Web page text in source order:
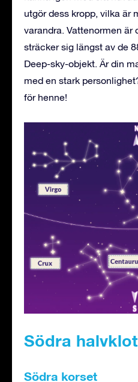
utgör dess kropp, vilka är
varandra. Vattenormen är
sträcker sig längst av de
Deep-sky-objekt. Är din
med en stark
för henne!
Södra
Södra korset